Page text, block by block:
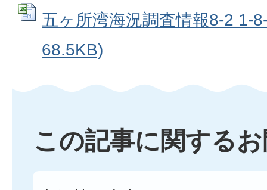
五ヶ所湾海況調査情報8-2 1-
68.5KB)
この記事に関する